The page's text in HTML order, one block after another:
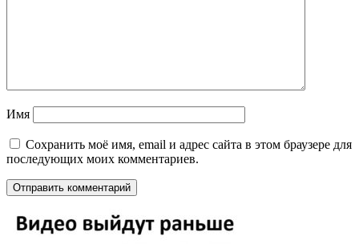
Имя
Сохранить моё имя, email и адрес сайта в этом браузере для
последующих моих комментариев.